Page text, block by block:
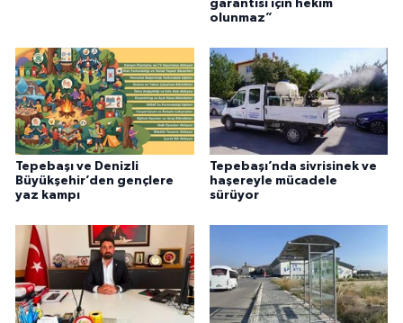
garantisi için hekim
olunmaz”
Tepebaşı ve Denizli
Büyükşehir’den gençlere
yaz kampı
Tepebaşı’nda sivrisinek ve
haşereyle mücadele
sürüyor